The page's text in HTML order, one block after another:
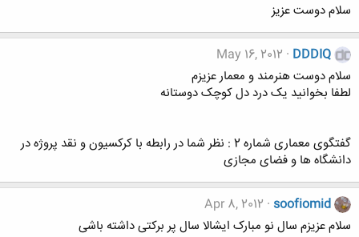
سلام دوست عزیز
DDDIQ
May 16, 2012
سلام دوست هنرمند و معمار عزیزم
لطفا بخوانید یک درد دل کوچک دوستانه
گفتگوی معماری شماره 2 : نظر شما در رابطه با کرکسیون و نقد پروژه در
دانشگاه ها و فضای مجازی
soofiomid
Apr 8, 2012
سلام عزیزم سال نو مبارک ایشالا سال پر برکتی داشته باشی